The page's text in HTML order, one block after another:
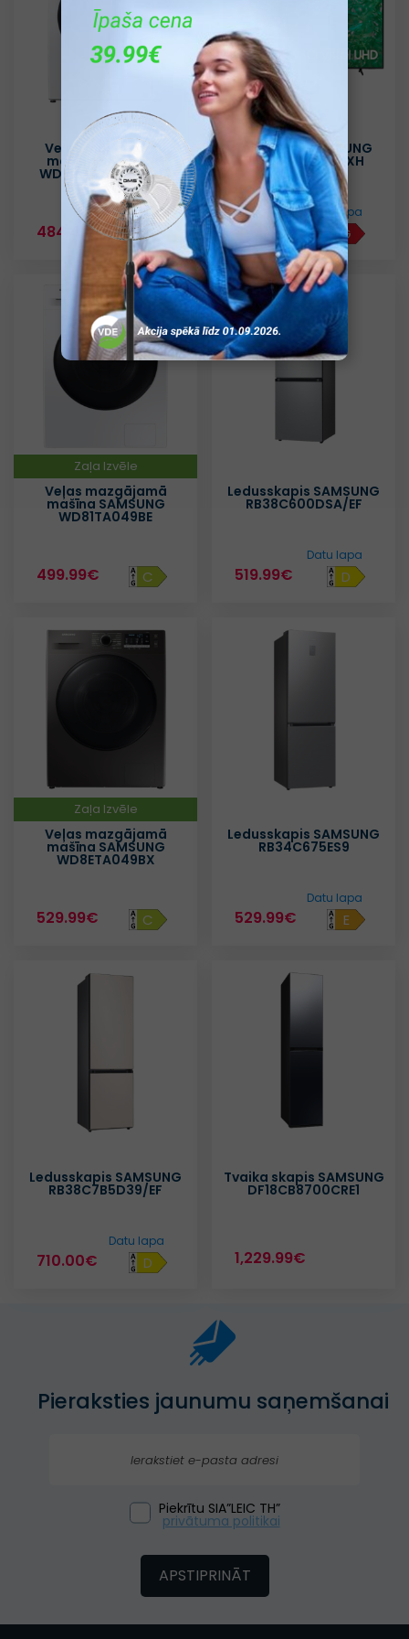
Veļas mazgājamā
mašīna SAMSUNG
WD90DG6G94BKU4
484.40€ A
Datu lapa
Televizors SAMSUNG
UE55DU8072UXXH
489.99€ G
Datu lapa
Zaļa Izvēle
Veļas mazgājamā
mašīna SAMSUNG
WD81TA049BE
499.99€ C
Ledusskapis SAMSUNG
RB38C600DSA/EF
519.99€ D
Datu lapa
Zaļa Izvēle
Veļas mazgājamā
mašīna SAMSUNG
WD8ETA049BX
529.99€ C
Ledusskapis SAMSUNG
RB34C675ES9
529.99€ E
Datu lapa
Ledusskapis SAMSUNG
RB38C7B5D39/EF
710.00€ D
Datu lapa
Tvaika skapis SAMSUNG
DF18CB8700CRE1
1,229.99€
Pieraksties jaunumu saņemšanai
Piekrītu SIA”LEIC TH”
privātuma politikai
APSTIPRINĀT